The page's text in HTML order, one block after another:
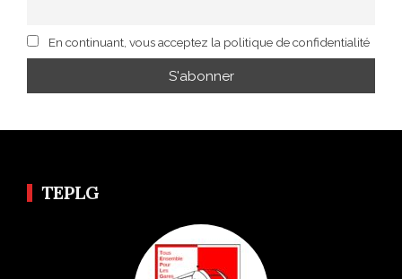
En continuant, vous acceptez la politique de confidentialité
TEPLG